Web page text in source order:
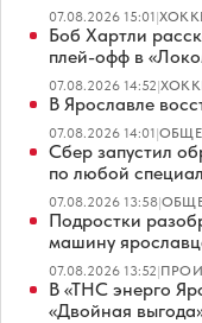
07.08.2026 15:01|
Боб Хартли
плей-офф в
07.08.2026 14:52|
В Ярославле
07.08.2026 14:01|
Сбер запустил
по любой
07.08.2026 13:58|
Подростки
машину
07.08.2026 13:52|
В «ТНС энерго
«Двойная